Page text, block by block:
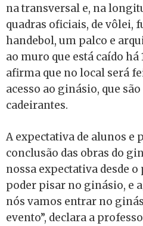
na transversal e, na
quadras oficiais, de vôlei,
handebol, um palco e
ao muro que está caído há
afirma que no local será
acesso ao ginásio, que
cadeirantes.
A expectativa de alunos e
conclusão das obras do
nossa expectativa desde
poder pisar no ginásio, e
nós vamos entrar no
evento”, declara a